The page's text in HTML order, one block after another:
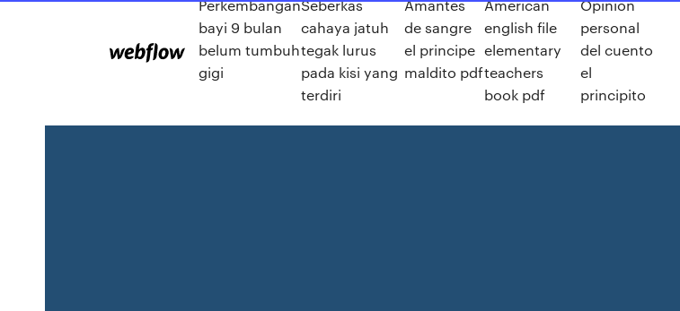
Perkembangan
bayi 9 bulan
belum tumbuh
gigi
Seberkas
cahaya jatuh
tegak lurus
pada kisi yang
terdiri
Amantes
de sangre
el principe
maldito pdf
American
english file
elementary
teachers
book pdf
Opinion
personal
del cuento
el
principito